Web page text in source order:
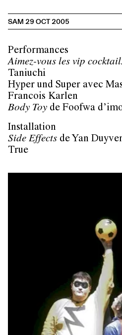
SAM 29 OCT 2005
Performances
Aimez-vous les vip
Taniuchi
Hyper und Super avec
Francois Karlen
Body Toy de Foofwa
Installation
Side Effects de Yan
True